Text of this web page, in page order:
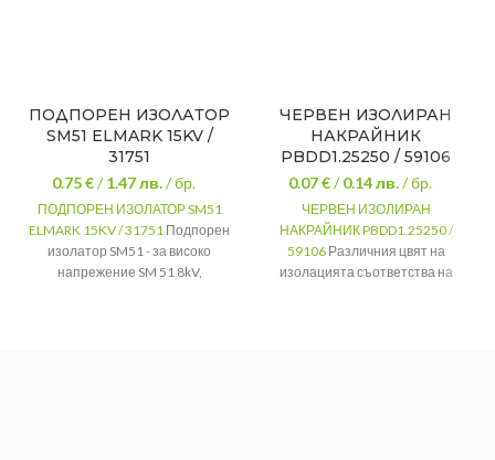
ПОДПОРЕН ИЗОЛАТОР
SM51 ELMARK 15KV /
31751
0.75 €/1.47лв./ бр.
ПОДПОРЕН ИЗОЛАТОР SM51
ELMARK 15KV / 31751 Подпорен
изолатор SM51 - за високо
напрежение SM 51 8kV,
ЧЕРВЕН ИЗОЛИРАН
НАКРАЙНИК
PBDD1.25250 / 59106
0.07 €/0.14лв./ бр.
ЧЕРВЕН ИЗОЛИРАН
НАКРАЙНИК PBDD1.25250 /
59106Различния цвят на
изолацията съответства на